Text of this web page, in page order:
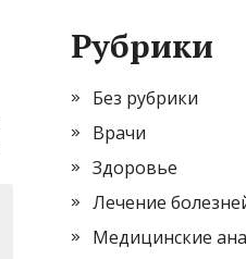
Рубрики
Без рубрики
Врачи
Здоровье
Лечение
Медицинские